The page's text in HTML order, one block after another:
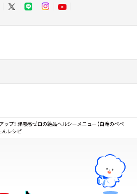
ップ！ 罪悪感ゼロの絶品ヘルシーメニュー【白滝のペペ
んレシピ